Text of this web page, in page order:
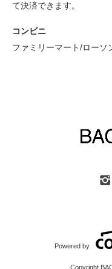
て決済できます。
コンビニ
ファミリーマート/ローソ
Powered by
Copyright